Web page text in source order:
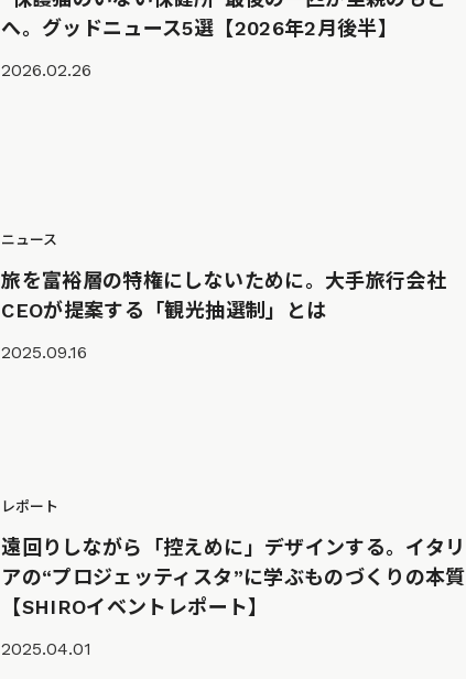
へ。グッドニュース5選【2026年2月後半】
2026.02.26
ニュース
旅を富裕層の特権にしないために。大手旅行会社
CEOが提案する「観光抽選制」とは
2025.09.16
レポート
遠回りしながら「控えめに」デザインする。イタリ
アの“プロジェッティスタ”に学ぶものづくりの本質
【SHIROイベントレポート】
2025.04.01